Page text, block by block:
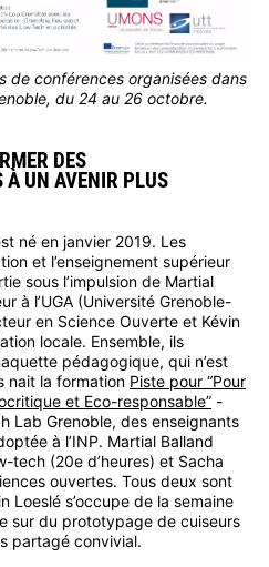
de conférences organisées dans
du 24 au 26 octobre.
DES
À UN AVENIR PLUS
né en janvier 2019. Les
et l’enseignement supérieur
sous l’impulsion de Martial
à l’UGA (Université Grenoble-
en Science Ouverte et Kévin
locale. Ensemble, ils
pédagogique, qui n’est
nait la formation Piste pour “Pour
et Eco-responsable” -
Lab Grenoble, des enseignants
à l’INP. Martial Balland
tech (20e d’heures) et Sacha
ouvertes. Tous deux sont
Loeslé s’occupe de la semaine
sur du prototypage de cuiseurs
partagé convivial.